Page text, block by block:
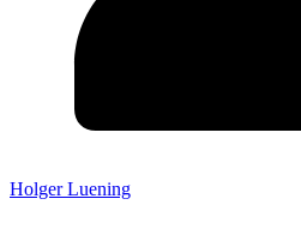
Holger Luening